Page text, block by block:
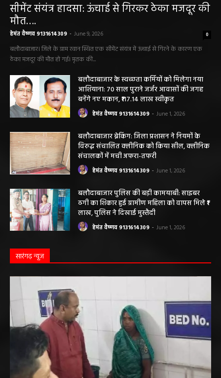
सीमेंट संयंत्र हादसा: ऊंचाई से गिरकर ठेका मजदूर की
मौत….
हेमंत वैष्णव 9131614309 - June 9, 2026 0
बलौदाबाजार। जिले के ग्राम रवान स्थित एक सीमेंट संयंत्र में ऊंचाई से गिरने के कारण एक
ठेका मजदूर की मौत हो गई। मृतक की...
बलौदाबाजार के स्वच्छता कर्मियों को मिलेगा नया
आशियाना: 70 साल पुराने जर्जर आवासों की जगह
बनेंगे नए मकान, ₹117.14 लाख स्वीकृत
हेमंत वैष्णव 9131614309 - June 1, 2026
बलौदाबाजार ब्रेकिंग: जिला प्रशासन ने नियमों के
विरुद्ध संचालित क्लीनिक को किया सील, क्लीनिक
संचालकों में मची अफरा-तफरी
हेमंत वैष्णव 9131614309 - June 1, 2026
बलौदाबाजार पुलिस की बड़ी कामयाबी: साइबर
ठगी का शिकार हुई ग्रामीण महिला को वापस मिले ₹1
लाख, पुलिस ने दिखाई मुस्तैदी
हेमंत वैष्णव 9131614309 - June 1, 2026
सारंगढ़ न्यूज़